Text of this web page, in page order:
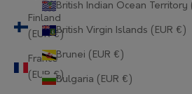
Finland
(EUR €)
France
(EUR €)
British Indian Ocean Territory
British Virgin Islands (EUR €)
Brunei (EUR €)
Bulgaria (EUR €)